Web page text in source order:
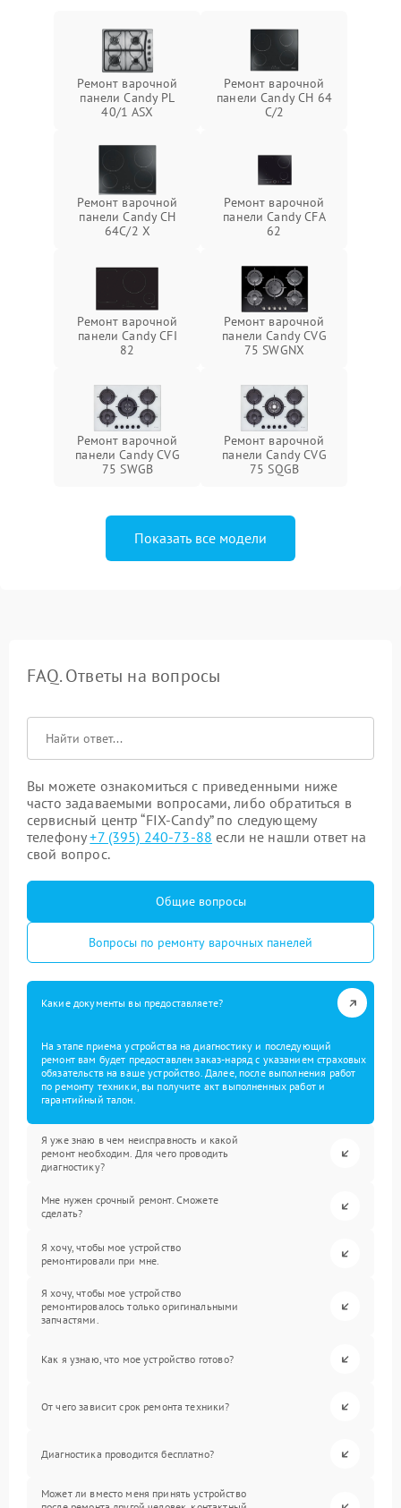
Ремонт варочной
панели Candy PL
40/1 ASX
Ремонт варочной
панели Candy CH 64
C/2
Ремонт варочной
панели Candy CH
64C/2 X
Ремонт варочной
панели Candy CFA
62
Ремонт варочной
панели Candy CFI
82
Ремонт варочной
панели Candy CVG
75 SWGNX
Ремонт варочной
панели Candy CVG
75 SWGB
Ремонт варочной
панели Candy CVG
75 SQGB
Показать все модели
FAQ. Ответы на вопросы
Вы можете ознакомиться с приведенными ниже
часто задаваемыми вопросами, либо обратиться в
сервисный центр “FIX-Candy” по следующему
телефону+7 (395) 240-73-88 если не нашли ответ на
свой вопрос.
Общие вопросы
Вопросы по ремонту варочных панелей
Какие документы вы предоставляете?
На этапе приема устройства на диагностику и последующий
ремонт вам будет предоставлен заказ-наряд с указанием страховых
обязательств на ваше устройство. Далее, после выполнения работ
по ремонту техники, вы получите акт выполненных работ и
гарантийный талон.
Я уже знаю в чем неисправность и какой
ремонт необходим. Для чего проводить
диагностику?
Мне нужен срочный ремонт. Сможете
сделать?
Я хочу, чтобы мое устройство
ремонтировали при мне.
Я хочу, чтобы мое устройство
ремонтировалось только оригинальными
запчастями.
Как я узнаю, что мое устройство готово?
От чего зависит срок ремонта техники?
Диагностика проводится бесплатно?
Может ли вместо меня принять устройство